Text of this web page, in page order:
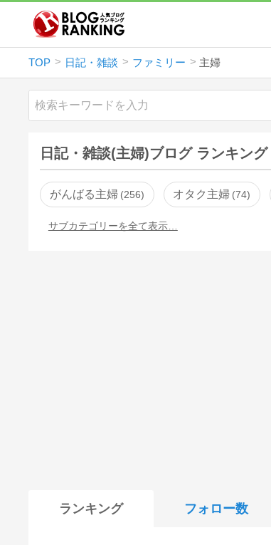
TOP 日記・雑談 ファミリー 主婦
日記・雑談(主婦)ブログ ランキング
がんばる主婦 256 オタク主婦 74
サブカテゴリーを全て表示…
ランキング フォロー数